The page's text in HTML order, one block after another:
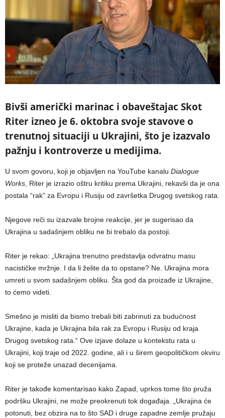
Bivši američki marinac i obaveštajac Skot
Riter izneo je 6. oktobra svoje stavove o
trenutnoj situaciji u Ukrajini, što je izazvalo
pažnju i kontroverze u medijima.
U svom govoru, koji je objavljen na YouTube kanalu Dialogue
Works , Riter je izrazio oštru kritiku prema Ukrajini, rekavši da je ona
postala “rak” za Evropu i Rusiju od završetka Drugog svetskog rata.
Njegove reči su izazvale brojne reakcije, jer je sugerisao da
Ukrajina u sadašnjem obliku ne bi trebalo da postoji.
Riter je rekao: „Ukrajina trenutno predstavlja odvratnu masu
nacističke mržnje. I da li želite da to opstane? Ne. Ukrajina mora
umreti u svom sadašnjem obliku. Šta god da proizađe iz Ukrajine,
to ćemo videti.
Smešno je misliti da bismo trebali biti zabrinuti za budućnost
Ukrajine, kada je Ukrajina bila rak za Evropu i Rusiju od kraja
Drugog svetskog rata.“ Ove izjave dolaze u kontekstu rata u
Ukrajini, koji traje od 2022. godine, ali i u širem geopolitičkom okviru
koji se proteže unazad decenijama.
Riter je takođe komentarisao kako Zapad, uprkos tome što pruža
podršku Ukrajini, ne može preokrenuti tok događaja. „Ukrajina će
potonuti, bez obzira na to što SAD i druge zapadne zemlje pružaju